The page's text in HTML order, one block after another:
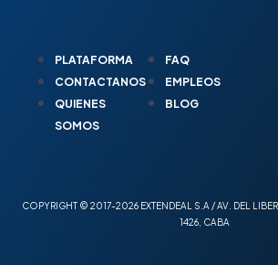
PLATAFORMA
CONTACTANOS
QUIENES
SOMOS
FAQ
EMPLEOS
BLOG
COPYRIGHT © 2017-2026 EXTENDEAL S.A / AV. DEL
1426, CABA